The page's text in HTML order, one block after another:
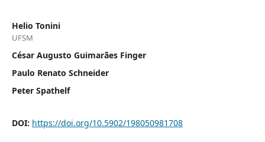
Helio Tonini
UFSM
César Augusto Guimarães Finger
Paulo Renato Schneider
Peter Spathelf
DOI: https://doi.org/10.5902/198050981708